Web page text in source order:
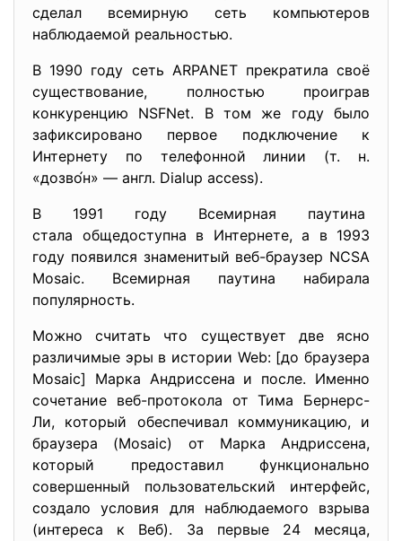
сделал всемирную сеть компьютеров
наблюдаемой реальностью.
В 1990 году сеть ARPANET прекратила своё
существование, полностью проиграв
конкуренцию NSFNet. В том же году было
зафиксировано первое подключение к
Интернету по телефонной линии (т. н.
«дозво́н» — англ. Dialup access).
В 1991 году Всемирная паутина
стала общедоступна в Интернете, а в 1993
году появился знаменитый веб-браузер NCSA
Mosaic. Всемирная паутина набирала
популярность.
Можно считать что существует две ясно
различимые эры в истории Web: [до браузера
Mosaic] Марка Андриссена и после. Именно
сочетание веб-протокола от Тима Бернерс-
Ли, который обеспечивал коммуникацию, и
браузера (Mosaic) от Марка Андриссена,
который предоставил функционально
совершенный пользовательский интерфейс,
создало условия для наблюдаемого взрыва
(интереса к Веб). За первые 24 месяца,